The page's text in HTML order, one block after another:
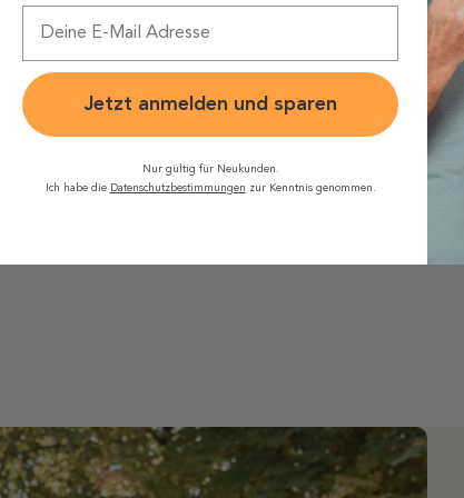
voller Vitalität:
und Beweglichkeit am ganzen Körper
Steigerung Ihres Wohlbefindens
emotionale Ausgeglichenheit und geistige Klarheit
Bestsellerautoren entkommst du der
Jetzt anmelden und sparen
Nur gültig für Neukunden.
Ich habe die Datenschutzbestimmungen zur Kenntnis genommen.